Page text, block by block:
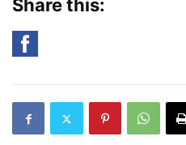
Share this: